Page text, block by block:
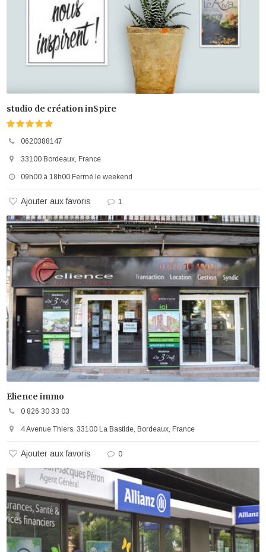
studio de création inSpire
0620388147
33100 Bordeaux, France
09h00 à 18h00 Fermé le weekend
Ajouter aux favoris 1
Elience immo
0 826 30 33 03
4 Avenue Thiers, 33100 La Bastide, Bordeaux, France
Ajouter aux favoris 0